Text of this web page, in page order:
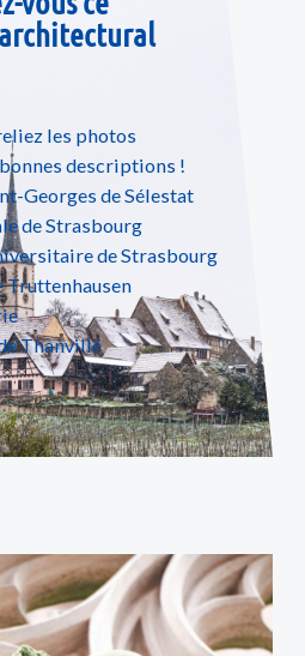
les photos
l'église Saint-Georges de Sélestat
la cathédrale de Strasbourg
le palais universitaire de Strasbourg
l'abbaye de Truttenhausen
la Seigneurie
Thanvillé